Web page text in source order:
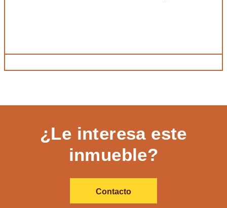
¿Le interesa este
inmueble?
Contacto